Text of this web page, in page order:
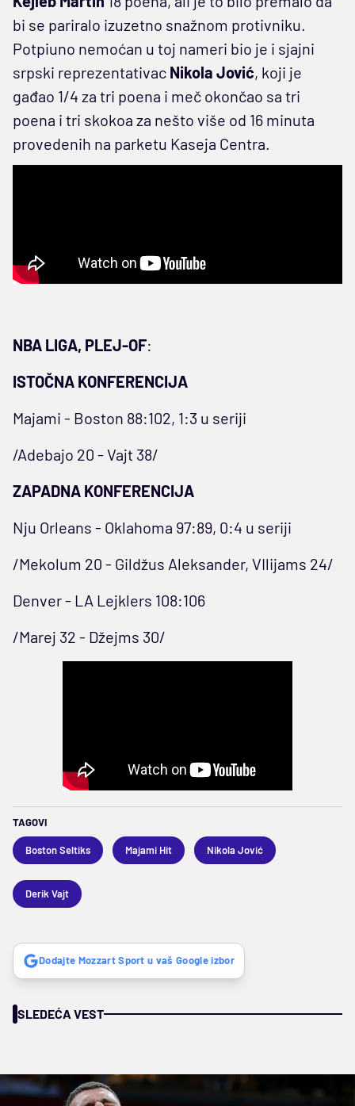
bi se pariralo izuzetno snažnom protivniku.
Potpiuno nemoćan u toj nameri bio je i sjajni
srpski reprezentativac Nikola Jović, koji je
gađao 1/4 za tri poena i meč okončao sa tri
poena i tri skokoa za nešto više od 16 minuta
provedenih na parketu Kaseja Centra.
NBA LIGA, PLEJ-OF:
ISTOČNA KONFERENCIJA
Majami - Boston 88:102, 1:3 u seriji
/Adebajo 20 - Vajt 38/
ZAPADNA KONFERENCIJA
Nju Orleans - Oklahoma 97:89, 0:4 u seriji
/Mekolum 20 - Gildžus Aleksander, VIlijams 24/
Denver - LA Lejklers 108:106
/Marej 32 - Džejms 30/
TAGOVI
Boston Seltiks Majami Hit Nikola Jović
Derik Vajt
Dodajte Mozzart Sport u vaš Google izbor
SLEDEĆA VEST